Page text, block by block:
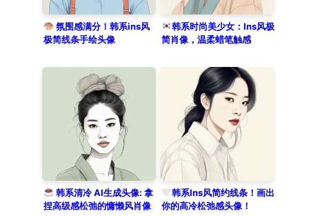
氛围感满分！韩系ins风
极简线条手绘头像
韩系时尚美少女：Ins风极
简肖像，温柔蜡笔触感
韩系清冷 AI生成头像: 拿
捏高级感松弛的慵懒风肖像
韩系Ins风简约线条！画出
你的高冷松弛感头像！